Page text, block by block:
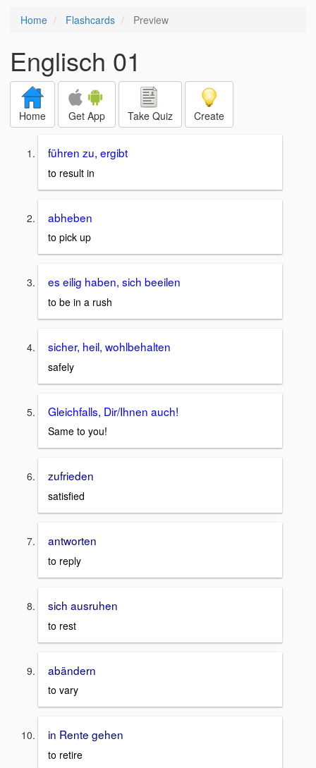
Home Flashcards Preview
Englisch 01
Home Get App Take Quiz Create
führen zu, ergibt
to result in
abheben
to pick up
es eilig haben, sich beeilen
to be in a rush
sicher, heil, wohlbehalten
safely
Gleichfalls, Dir/Ihnen auch!
Same to you!
zufrieden
satisfied
antworten
to reply
sich ausruhen
to rest
abändern
to vary
in Rente gehen
to retire